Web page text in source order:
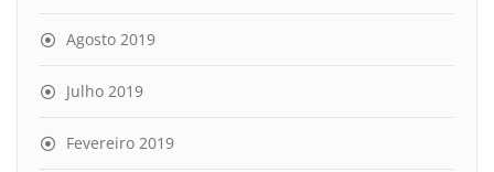
Agosto 2019
Julho 2019
Fevereiro 2019